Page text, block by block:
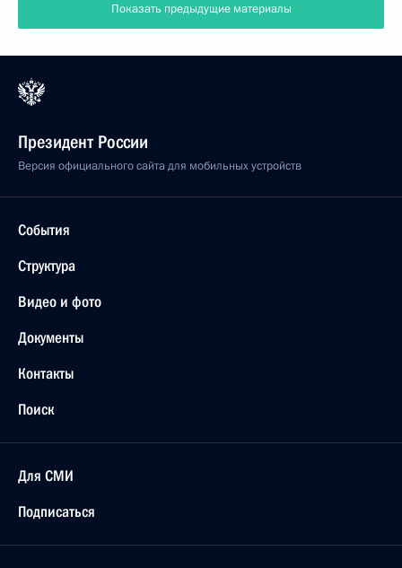
Показать предыдущие материалы
Президент России
Версия официального сайта для мобильных устройств
События
Структура
Видео и фото
Документы
Контакты
Поиск
Для СМИ
Подписаться